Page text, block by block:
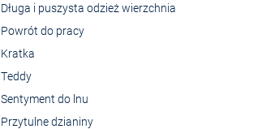
Długa i puszysta odzież wierzchnia
Powrót do pracy
Kratka
Teddy
Sentyment do lnu
Przytulne dzianiny